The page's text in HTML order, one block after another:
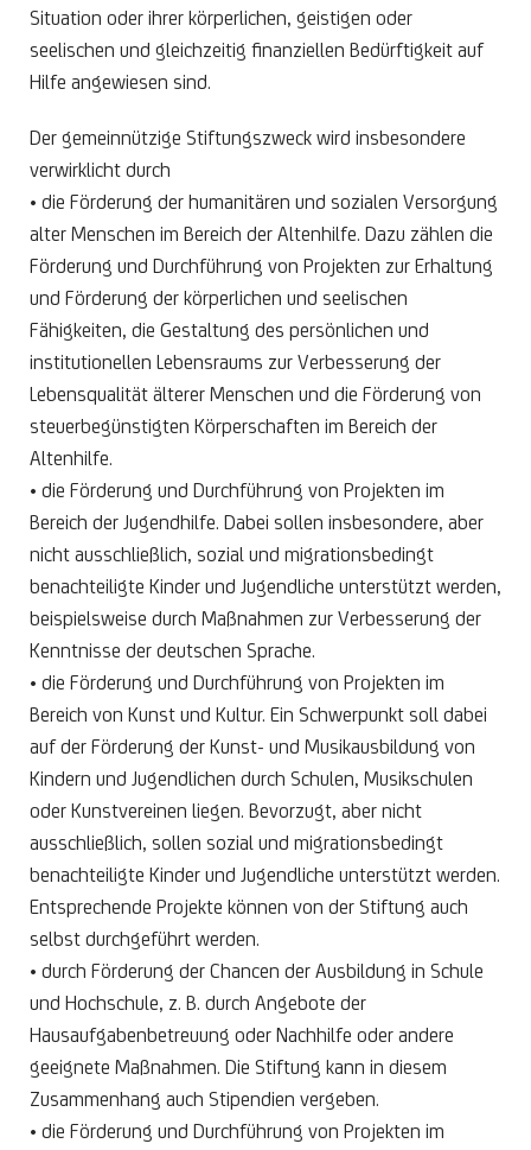
Situation oder ihrer körperlichen, geistigen oder
seelischen und gleichzeitig finanziellen Bedürftigkeit auf
Hilfe angewiesen sind.
Der gemeinnützige Stiftungszweck wird insbesondere
verwirklicht durch
• die Förderung der humanitären und sozialen Versorgung
alter Menschen im Bereich der Altenhilfe. Dazu zählen die
Förderung und Durchführung von Projekten zur Erhaltung
und Förderung der körperlichen und seelischen
Fähigkeiten, die Gestaltung des persönlichen und
institutionellen Lebensraums zur Verbesserung der
Lebensqualität älterer Menschen und die Förderung von
steuerbegünstigten Körperschaften im Bereich der
Altenhilfe.
• die Förderung und Durchführung von Projekten im
Bereich der Jugendhilfe. Dabei sollen insbesondere, aber
nicht ausschließlich, sozial und migrationsbedingt
benachteiligte Kinder und Jugendliche unterstützt werden,
beispielsweise durch Maßnahmen zur Verbesserung der
Kenntnisse der deutschen Sprache.
• die Förderung und Durchführung von Projekten im
Bereich von Kunst und Kultur. Ein Schwerpunkt soll dabei
auf der Förderung der Kunst- und Musikausbildung von
Kindern und Jugendlichen durch Schulen, Musikschulen
oder Kunstvereinen liegen. Bevorzugt, aber nicht
ausschließlich, sollen sozial und migrationsbedingt
benachteiligte Kinder und Jugendliche unterstützt werden.
Entsprechende Projekte können von der Stiftung auch
selbst durchgeführt werden.
• durch Förderung der Chancen der Ausbildung in Schule
und Hochschule, z. B. durch Angebote der
Hausaufgabenbetreuung oder Nachhilfe oder andere
geeignete Maßnahmen. Die Stiftung kann in diesem
Zusammenhang auch Stipendien vergeben.
• die Förderung und Durchführung von Projekten im